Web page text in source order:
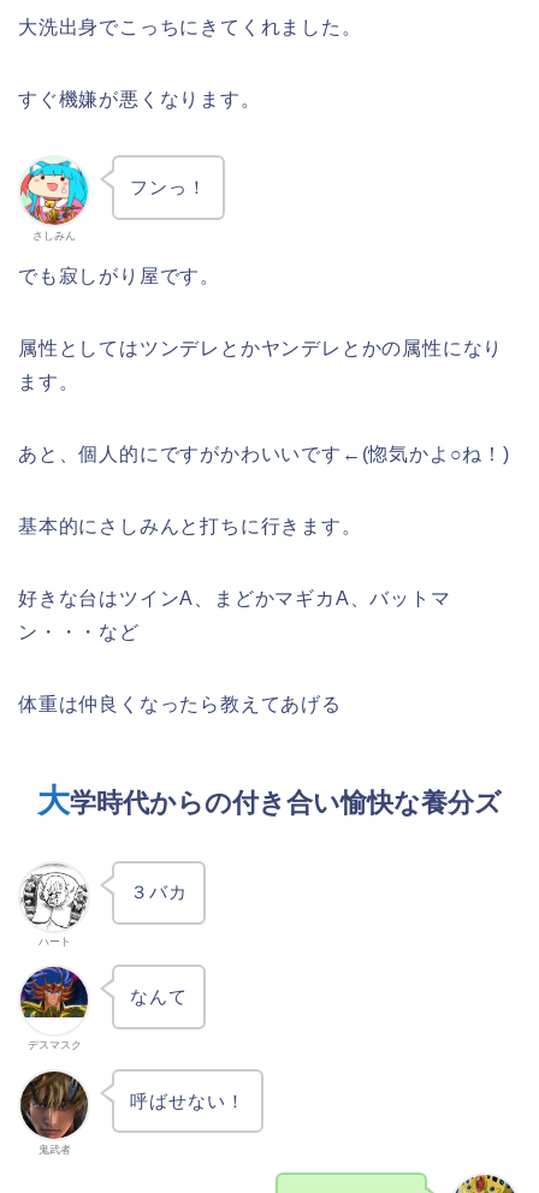
大洗出身でこっちにきてくれました。
すぐ機嫌が悪くなります。
さしみん
フンっ！
でも寂しがり屋です。
属性としてはツンデレとかヤンデレとかの属性になり
ます。
あと、個人的にですがかわいいです←(惚気かよ○ね！)
基本的にさしみんと打ちに行きます。
好きな台はツインA、まどかマギカA、バットマ
ン・・・など
体重は仲良くなったら教えてあげる
大学時代からの付き合い愉快な養分ズ
ハート
３バカ
デスマスク
なんて
鬼武者
呼ばせない！